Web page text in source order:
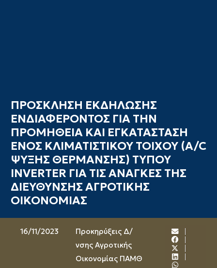
ΠΡΟΣΚΛΗΣΗ ΕΚΔΗΛΩΣΗΣ
ΕΝΔΙΑΦΕΡΟΝΤΟΣ ΓΙΑ ΤΗΝ
ΠΡΟΜΗΘΕΙΑ ΚΑΙ ΕΓΚΑΤΑΣΤΑΣΗ
ΕΝΟΣ ΚΛΙΜΑΤΙΣΤΙΚΟΥ ΤΟΙΧΟΥ (A/C
ΨΥΞΗΣ ΘΕΡΜΑΝΣΗΣ) ΤΥΠΟΥ
INVERTER ΓΙΑ ΤΙΣ ΑΝΑΓΚΕΣ ΤΗΣ
ΔΙΕΥΘΥΝΣΗΣ ΑΓΡΟΤΙΚΗΣ
ΟΙΚΟΝΟΜΙΑΣ
16/11/2023
Προκηρύξεις Δ/
νσης Αγροτικής
Οικονομίας ΠΑΜΘ